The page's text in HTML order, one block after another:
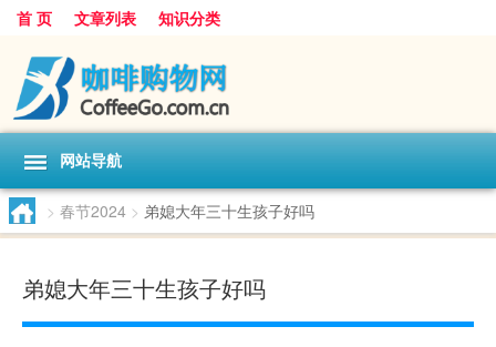
首 页 文章列表 知识分类
网站导航
> 春节2024 > 弟媳大年三十生孩子好吗
弟媳大年三十生孩子好吗